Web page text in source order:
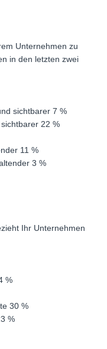
Unternehmen zu
in den letzten zwei
sichtbarer 7 %
22 %
11 %
3 %
Ihr Unternehmen
%
30 %
%